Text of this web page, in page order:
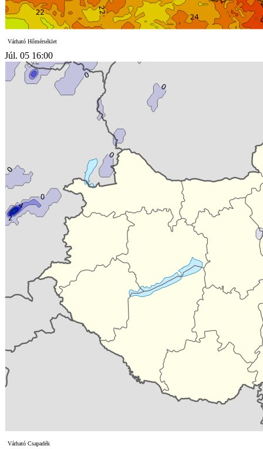
Várható Hőmérséklet
Júl. 05 16:00
Várható Csapadék